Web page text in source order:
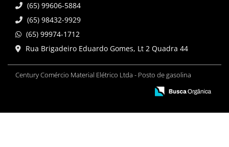
(65) 99606-5884
(65) 98432-9929
(65) 99974-1712
Rua Brigadeiro Eduardo Gomes, Lt 2 Quadra 44
Century Comércio Material Elétrico Ltda - Posto de gasolina